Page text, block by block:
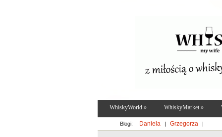
Blogi: Daniela | Grzegorza |
WhiskyWorld » WhiskyMarket »